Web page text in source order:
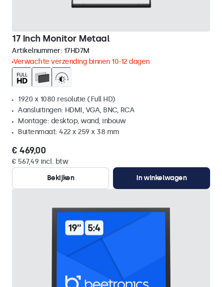
17 Inch Monitor Metaal
Artikelnummer: 17HD7M
Verwachte verzending binnen 10-12 dagen
1920 x 1080 resolutie (Full HD)
Aansluitingen: HDMI, VGA, BNC, RCA
Montage: desktop, wand, inbouw
Buitenmaat: 422 x 259 x 38 mm
€ 469,00
€ 567,49 incl. btw
Bekijken
In winkelwagen